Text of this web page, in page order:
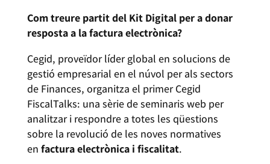
Com treure partit del Kit Digital per a donar
resposta a la factura electrònica?
Cegid, proveïdor líder global en solucions de
gestió empresarial en el núvol per als sectors
de Finances, organitza el primer Cegid
FiscalTalks: una sèrie de seminaris web per
analitzar i respondre a totes les qüestions
sobre la revolució de les noves normatives
en factura electrònica i fiscalitat.